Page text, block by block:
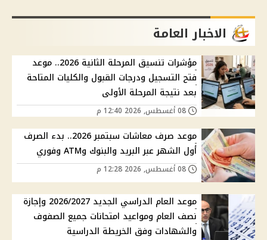
الاخبار العامة
مؤشرات تنسيق المرحلة الثانية 2026.. موعد
فتح التسجيل ودرجات القبول والكليات المتاحة
بعد نتيجة المرحلة الأولى
موعد صرف معاشات سبتمبر 2026.. بدء الصرف
أول الشهر عبر البريد والبنوك وATM وفوري
موعد العام الدراسي الجديد 2026/2027 وإجازة
نصف العام ومواعيد امتحانات جميع الصفوف
والشهادات وفق الخريطة الدراسية